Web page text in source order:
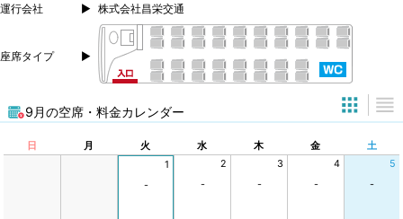
運行会社
株式会社昌栄交通
座席タイプ
9月の空席・料金カレンダー
日 月 火 水 木 金
土
1
-
2
-
3
-
4
-
5
-